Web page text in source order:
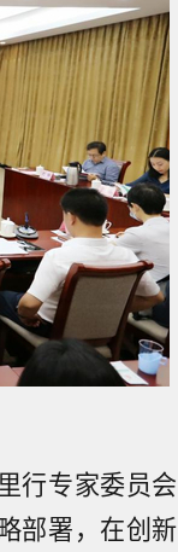
行专家委员会
部署，在创新